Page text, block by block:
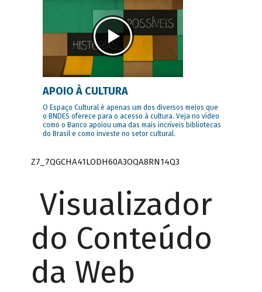
APOIO À CULTURA
O Espaço Cultural é apenas um dos diversos meios que
o BNDES oferece para o acesso à cultura. Veja no vídeo
como o Banco apoiou uma das mais incríveis bibliotecas
do Brasil e como investe no setor cultural.
Z7_7QGCHA41LODH60A3OQA8RN14Q3
Visualizador
do Conteúdo
da Web